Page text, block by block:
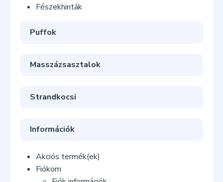
Fészekhinták
Puffok
Masszázsasztalok
Strandkocsi
Információk
Akciós termék(ek)
Fiókom